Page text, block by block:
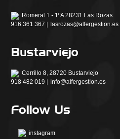
Romeral 1 - 1ºA 28231 Las Rozas
916 361 367 |
lasrozas@alfergestion.es
Bustarviejo
Cerrillo 8, 28720 Bustarviejo
918 482 019 |
info@alfergestion.es
Follow Us
instagram